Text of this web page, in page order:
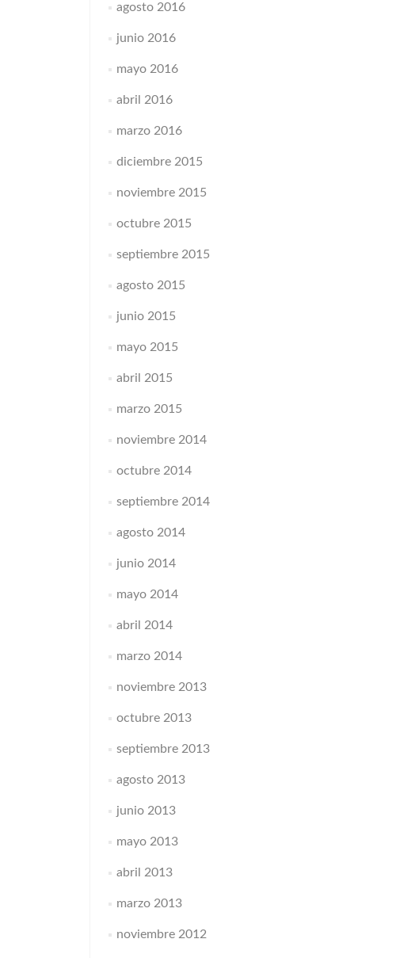
agosto 2016
junio 2016
mayo 2016
abril 2016
marzo 2016
diciembre 2015
noviembre 2015
octubre 2015
septiembre 2015
agosto 2015
junio 2015
mayo 2015
abril 2015
marzo 2015
noviembre 2014
octubre 2014
septiembre 2014
agosto 2014
junio 2014
mayo 2014
abril 2014
marzo 2014
noviembre 2013
octubre 2013
septiembre 2013
agosto 2013
junio 2013
mayo 2013
abril 2013
marzo 2013
noviembre 2012